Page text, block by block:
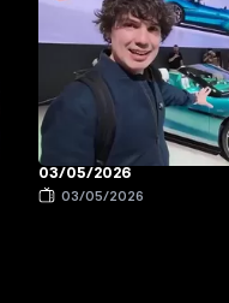
03/05/2026
03/05/2026